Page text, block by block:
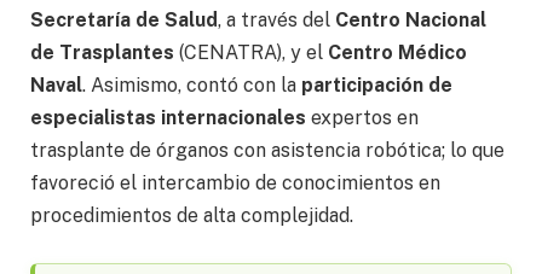
Secretaría de Salud, a través del Centro Nacional
de Trasplantes (CENATRA), y el Centro Médico
Naval. Asimismo, contó con la participación de
especialistas internacionales expertos en
trasplante de órganos con asistencia robótica; lo que
favoreció el intercambio de conocimientos en
procedimientos de alta complejidad.